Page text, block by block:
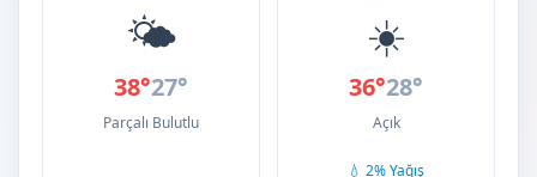
🌤️
38°27°
Parçalı Bulutlu
☀️
36°28°
Açık
💧 2% Yağış